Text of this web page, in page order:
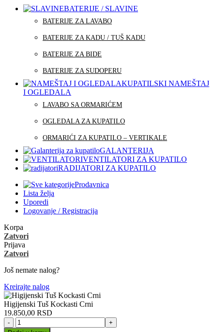
BATERIJE / SLAVINE
BATERIJE ZA LAVABO
BATERIJE ZA KADU / TUŠ KADU
BATERIJE ZA BIDE
BATERIJE ZA SUDOPERU
KUPATILSKI NAMEŠTAJ
I OGLEDALA
LAVABO SA ORMARIĆEM
OGLEDALA ZA KUPATILO
ORMARIĆI ZA KUPATILO – VERTIKALE
GALANTERIJA
VENTILATORI ZA KUPATILO
RADIJATORI ZA KUPATILO
Prodavnica
Lista želja
Uporedi
Logovanje / Registracija
Korpa
Zatvori
Prijava
Zatvori
Još nemate nalog?
Kreirajte nalog
Higijenski Tuš Kockasti Crni
19.850,00 RSD
Higijenski
Tuš